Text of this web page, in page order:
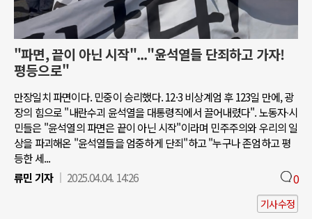
"파면, 끝이 아닌 시작"..."윤석열들 단죄하고 가자!
평등으로"
만장일치 파면이다. 민중이 승리했다. 12·3 비상계엄 후 123일 만에, 광
장의 힘으로 "내란수괴 윤석열을 대통령직에서 끌어내렸다". 노동자∙시
민들은 "윤석열의 파면은 끝이 아닌 시작"이라며 민주주의와 우리의 일
상을 파괴해온 "윤석열들을 엄중하게 단죄"하고 "누구나 존엄하고 평
등한 세...
류민 기자
2025.04.04. 14:26 0
기사수정